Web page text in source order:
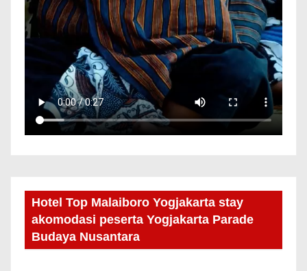
Hotel Top Malaiboro Yogjakarta stay
akomodasi peserta Yogjakarta Parade
Budaya Nusantara